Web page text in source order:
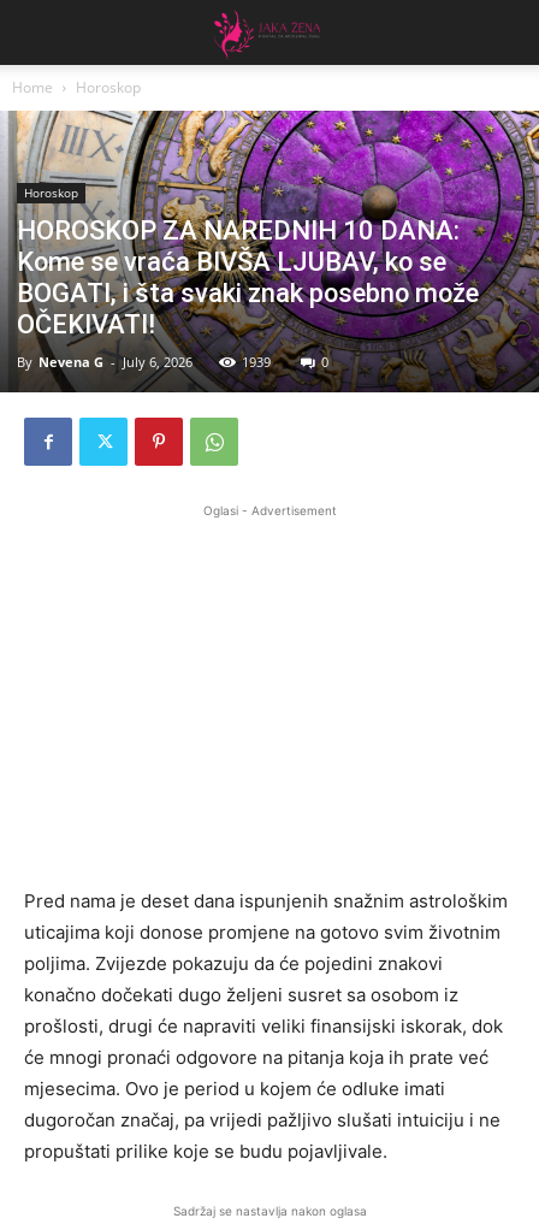
Home Horoskop
Horoskop
HOROSKOP ZA NAREDNIH 10 DANA:
Kome se vraća BIVŠA LJUBAV, ko se
BOGATI, i šta svaki znak posebno može
OČEKIVATI!
By Nevena G - July 6, 2026 1939 0
Oglasi - Advertisement
Pred nama je deset dana ispunjenih snažnim astrološkim
uticajima koji donose promjene na gotovo svim životnim
poljima. Zvijezde pokazuju da će pojedini znakovi
konačno dočekati dugo željeni susret sa osobom iz
prošlosti, drugi će napraviti veliki finansijski iskorak, dok
će mnogi pronaći odgovore na pitanja koja ih prate već
mjesecima. Ovo je period u kojem će odluke imati
dugoročan značaj, pa vrijedi pažljivo slušati intuiciju i ne
propuštati prilike koje se budu pojavljivale.
Sadržaj se nastavlja nakon oglasa